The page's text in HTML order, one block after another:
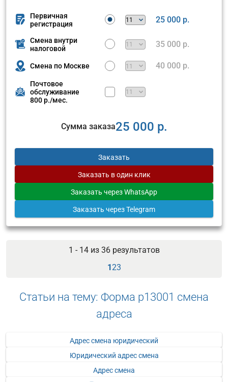
Первичная
регистрация
25 000 р.
Смена внутри
налоговой
35 000 р.
Смена по Москве 40 000 р.
Почтовое
обслуживание
800 р./мес.
Сумма заказа25 000 р.
Заказать
Заказать в один клик
Заказать через WhatsApp
Заказать через Telegram
1 - 14 из 36результатов
123
Статьи на тему: Форма р13001 смена
адреса
Адрес смена юридический
Юридический адрес смена
Адрес смена